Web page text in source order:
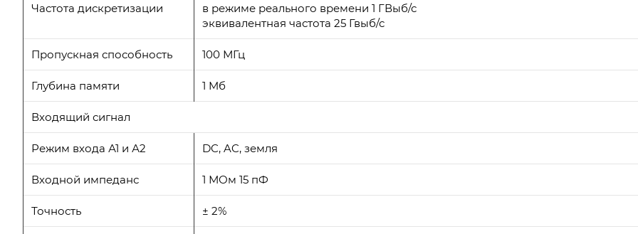
Частота дискретизации
в режиме реального времени 1 ГВыб/с
эквивалентная частота 25 Гвыб/с
Пропускная способность 100 МГц
Глубина памяти 1 Mб
Входящий сигнал
Режим входа А1 и А2 DC, AC, земля
Входной импеданс 1 МОм 15 пФ
Точность ± 2%